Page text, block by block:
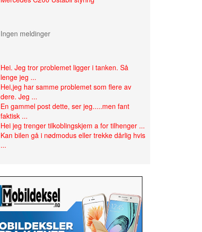
Ingen meldinger
Hei. Jeg tror problemet ligger i tanken. Så
lenge jeg ...
Hei,jeg har samme problemet som flere av
dere. Jeg ...
En gammel post dette, ser jeg.....men fant
faktisk ...
Hei jeg trenger tilkoblingskjem a for tilhenger ...
Kan bilen gå i nødmodus eller trekke dårlig hvis
...